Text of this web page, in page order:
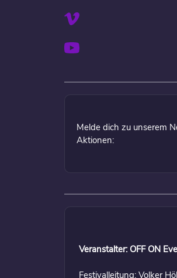
Melde dich zu unserem
Aktionen:
Veranstalter: OFF ON
Festivalleitung: Volker